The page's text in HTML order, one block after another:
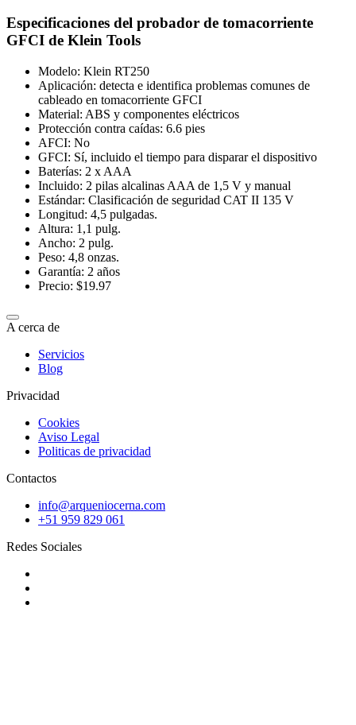
Especificaciones del probador de tomacorriente
GFCI de Klein Tools
Modelo: Klein RT250
Aplicación: detecta e identifica problemas comunes de
cableado en tomacorriente GFCI
Material: ABS y componentes eléctricos
Protección contra caídas: 6.6 pies
AFCI: No
GFCI: Sí, incluido el tiempo para disparar el dispositivo
Baterías: 2 x AAA
Incluido: 2 pilas alcalinas AAA de 1,5 V y manual
Estándar: Clasificación de seguridad CAT II 135 V
Longitud: 4,5 pulgadas.
Altura: 1,1 pulg.
Ancho: 2 pulg.
Peso: 4,8 onzas.
Garantía: 2 años
Precio: $19.97
A cerca de
Servicios
Blog
Privacidad
Cookies
Aviso Legal
Politicas de privacidad
Contactos
info@arqueniocerna.com
+51 959 829 061
Redes Sociales